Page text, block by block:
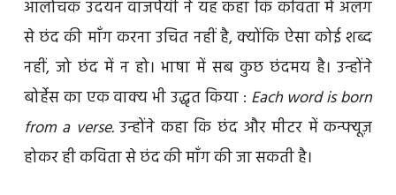
आलोचक उदयन वाजपेयी ने यह कहा कि कविता में अलग
से छंद की माँग करना उचित नहीं है, क्योंकि ऐसा कोई शब्द
नहीं, जो छंद में न हो। भाषा में सब कुछ छंदमय है। उन्होंने
बोर्हेस का एक वाक्य भी उद्धृत किया : Each word is born
from a verse.उन्होंने कहा कि छंद और मीटर में कन्फ्यूज़
होकर ही कविता से छंद की माँग की जा सकती है।